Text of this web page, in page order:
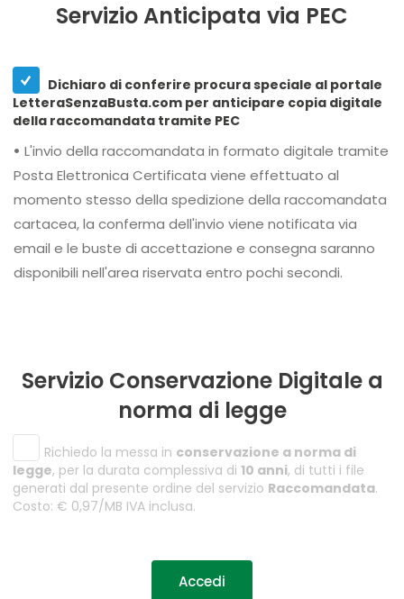
Servizio Anticipata via PEC
Dichiaro di conferire procura speciale al portale
LetteraSenzaBusta.com per anticipare copia digitale
della raccomandata tramite PEC
• L'invio della raccomandata in formato digitale tramite
Posta Elettronica Certificata viene effettuato al
momento stesso della spedizione della raccomandata
cartacea, la conferma dell'invio viene notificata via
email e le buste di accettazione e consegna saranno
disponibili nell'area riservata entro pochi secondi.
Servizio Conservazione Digitale a
norma di legge
Richiedo la messa in conservazione a norma di
legge, per la durata complessiva di 10 anni, di tutti i file
generati dal presente ordine del servizio Raccomandata.
Costo: € 0,97/MB IVA inclusa.
Accedi